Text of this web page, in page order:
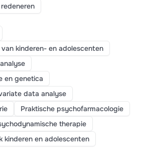
kinderen- en adolescenten
en genetica
data analyse
Praktische psychofarmacologie
therapie
kinderen en adolescenten